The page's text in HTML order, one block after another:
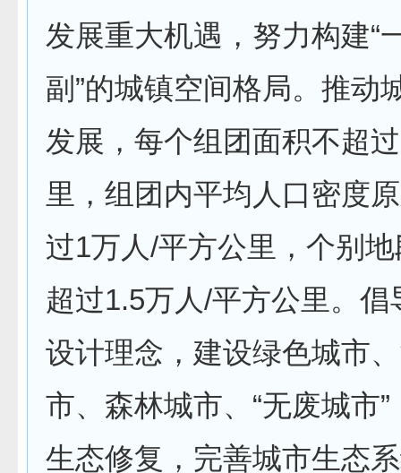
发展重大机遇，努力构建“
副”的城镇空间格局。推动
发展，每个组团面积不超
里，组团内平均人口密度
过1万人/平方公里，个别
超过1.5万人/平方公里。倡
设计理念，建设绿色城市
市、森林城市、“无废城市
生态修复，完善城市生态